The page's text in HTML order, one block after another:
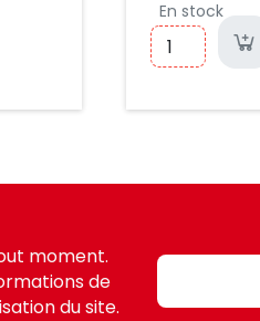
En stock
moment.
de
du site.